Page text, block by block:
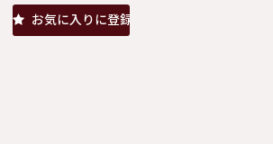
お気に入りに登録